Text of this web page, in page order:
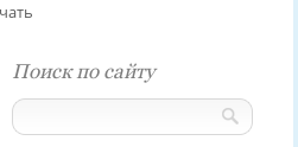
Поиск по сайту